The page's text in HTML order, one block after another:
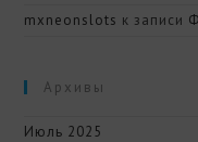
mxneonslots к записи
Архивы
Июль 2025